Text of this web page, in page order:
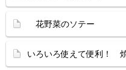
花野菜のソテー
いろいろ使えて便利！